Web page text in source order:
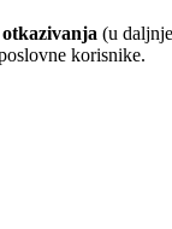
(u
korisnike.